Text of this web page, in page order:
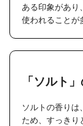
ある印象があり
使われることが
「ソルト
ソルトの香り
ため、すっきり